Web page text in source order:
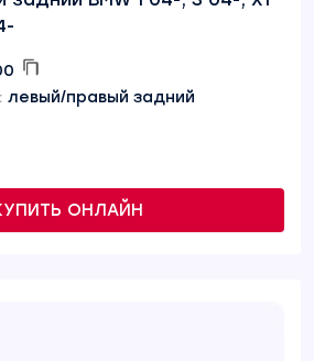
левый/правый задний
ОНЛАЙН